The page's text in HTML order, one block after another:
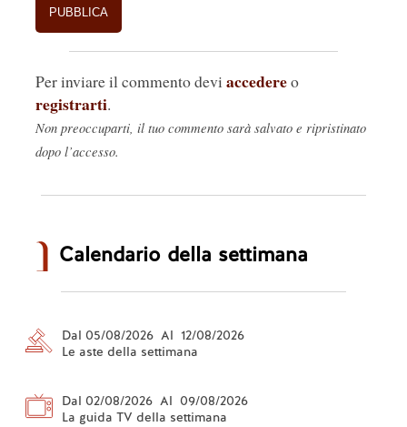
Per inviare il commento devi accedereo
registrarti.
Non preoccuparti, il tuo commento sarà salvato e ripristinato
dopo l’accesso.
Calendario della settimana
Dal 05/08/2026 Al 12/08/2026
Le aste della settimana
Dal 02/08/2026 Al 09/08/2026
La guida TV della settimana